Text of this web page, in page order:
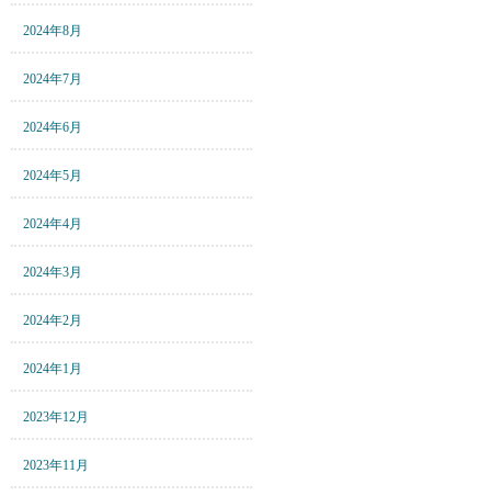
2024年8月
2024年7月
2024年6月
2024年5月
2024年4月
2024年3月
2024年2月
2024年1月
2023年12月
2023年11月